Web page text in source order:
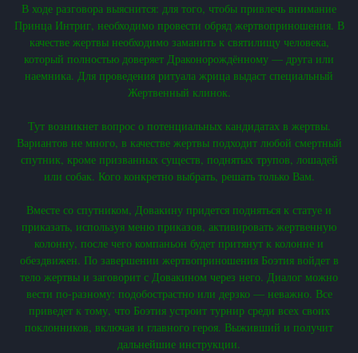
В ходе разговора выяснится: для того, чтобы привлечь внимание
Принца Интриг, необходимо провести обряд жертвоприношения. В
качестве жертвы необходимо заманить к святилищу человека,
который полностью доверяет Драконорождённому — друга или
наемника. Для проведения ритуала жрица выдаст специальный
Жертвенный клинок.
Тут возникнет вопрос о потенциальных кандидатах в жертвы.
Вариантов не много, в качестве жертвы подходит любой смертный
спутник, кроме призванных существ, поднятых трупов, лошадей
или собак. Кого конкретно выбрать, решать только Вам.
Вместе со спутником, Довакину придется подняться к статуе и
приказать, используя меню приказов, активировать жертвенную
колонну, после чего компаньон будет притянут к колонне и
обездвижен. По завершении жертвоприношения Боэтия войдет в
тело жертвы и заговорит с Довакином через него. Диалог можно
вести по-разному: подобострастно или дерзко — неважно. Все
приведет к тому, что Боэтия устроит турнир среди всех своих
поклонников, включая и главного героя. Выживший и получит
дальнейшие инструкции.